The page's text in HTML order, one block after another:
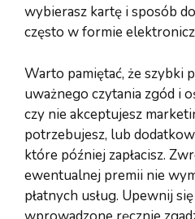
wybierasz kartę i sposób
często w formie
Warto pamiętać, że szybki
uważnego czytania zgód i
czy nie akceptujesz
potrzebujesz, lub
które później zapłacisz.
ewentualnej premii nie
płatnych usług. Upewnij